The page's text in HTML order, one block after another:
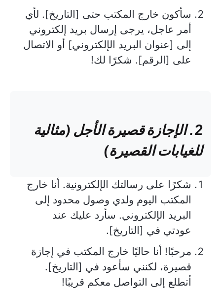
سأكون خارج المكتب حتى [التاريخ]. لأي
أمر عاجل، يرجى إرسال بريد إلكتروني
إلى [عنوان البريد الإلكتروني] أو الاتصال
على [الرقم]. شكرًا لك!
2. الإجازة قصيرة الأجل (مثالية
للغيابات القصيرة)
شكرًا على رسالتك الإلكترونية. أنا خارج
المكتب اليوم ولدي وصول محدود إلى
البريد الإلكتروني. سأرد عليك عند
عودتي في [التاريخ].
مرحبًا! أنا حاليًا خارج المكتب في إجازة
قصيرة، لكنني سأعود في [التاريخ].
أتطلع إلى التواصل معكم قريبًا!